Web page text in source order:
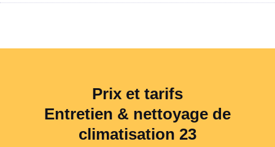
Prix et tarifs
Entretien & nettoyage de
climatisation 23